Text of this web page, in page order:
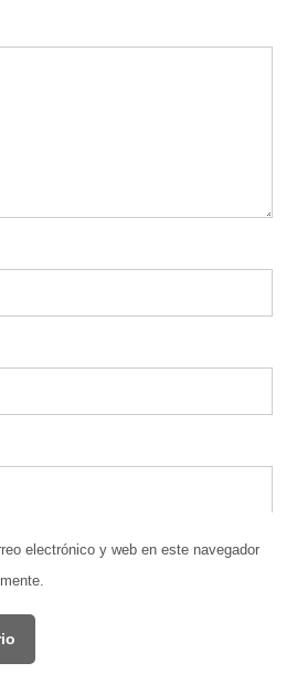
electrónico y web en este navegador